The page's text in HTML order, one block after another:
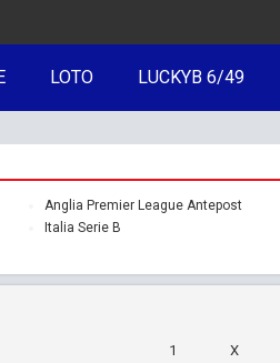
LOTO LUCKYB 6/49
Anglia Premier League Antepost
Italia Serie B
1 X